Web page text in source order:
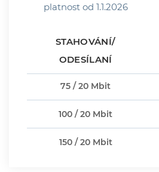
platnost od 1.1.2026
STAHOVÁNÍ/
ODESÍLANÍ
75 / 20 Mbit
100 / 20 Mbit
150 / 20 Mbit